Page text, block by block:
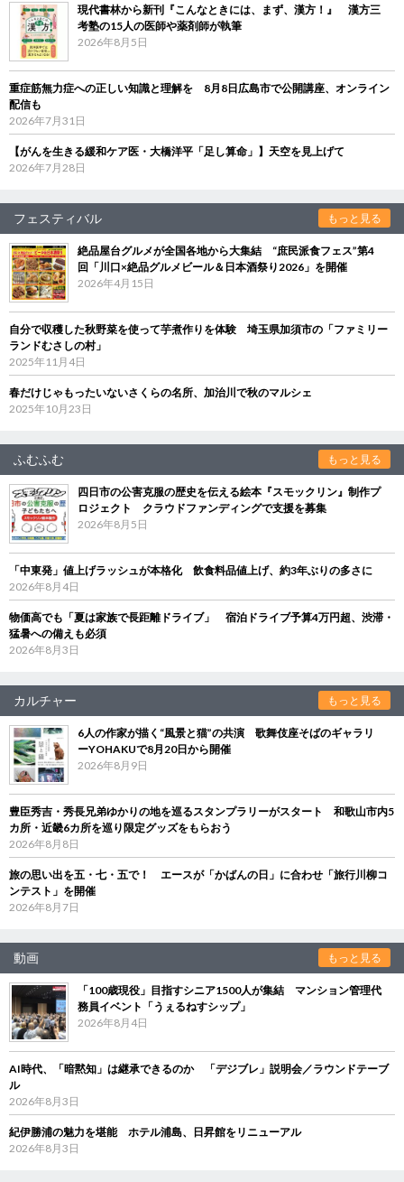
現代書林から新刊『こんなときには、まず、漢方！』 漢方三
考塾の15人の医師や薬剤師が執筆
2026年8月5日
重症筋無力症への正しい知識と理解を 8月8日広島市で公開講座、オンライン
配信も
2026年7月31日
【がんを生きる緩和ケア医・大橋洋平「足し算命」】天空を見上げて
2026年7月28日
フェスティバル もっと見る
絶品屋台グルメが全国各地から大集結 “庶民派食フェス”第4
回「川口×絶品グルメビール＆日本酒祭り2026」を開催
2026年4月15日
自分で収穫した秋野菜を使って芋煮作りを体験 埼玉県加須市の「ファミリー
ランドむさしの村」
2025年11月4日
春だけじゃもったいないさくらの名所、加治川で秋のマルシェ
2025年10月23日
ふむふむ もっと見る
四日市の公害克服の歴史を伝える絵本『スモックリン』制作プ
ロジェクト クラウドファンディングで支援を募集
2026年8月5日
「中東発」値上げラッシュが本格化 飲食料品値上げ、約3年ぶりの多さに
2026年8月4日
物価高でも「夏は家族で長距離ドライブ」 宿泊ドライブ予算4万円超、渋滞・
猛暑への備えも必須
2026年8月3日
カルチャー もっと見る
6人の作家が描く“風景と猫”の共演 歌舞伎座そばのギャラリ
ーYOHAKUで8月20日から開催
2026年8月9日
豊臣秀吉・秀長兄弟ゆかりの地を巡るスタンプラリーがスタート 和歌山市内5
カ所・近畿6カ所を巡り限定グッズをもらおう
2026年8月8日
旅の思い出を五・七・五で！ エースが「かばんの日」に合わせ「旅行川柳コ
ンテスト」を開催
2026年8月7日
動画 もっと見る
「100歳現役」目指すシニア1500人が集結 マンション管理代
務員イベント「うぇるねすシップ」
2026年8月4日
AI時代、「暗黙知」は継承できるのか 「デジブレ」説明会／ラウンドテーブ
ル
2026年8月3日
紀伊勝浦の魅力を堪能 ホテル浦島、日昇館をリニューアル
2026年8月3日